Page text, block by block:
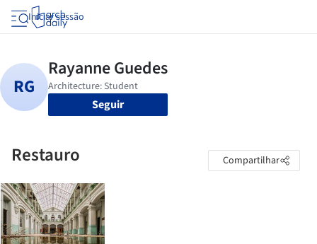
Iniciar sessão
Seguir
Restauro Compartilhar